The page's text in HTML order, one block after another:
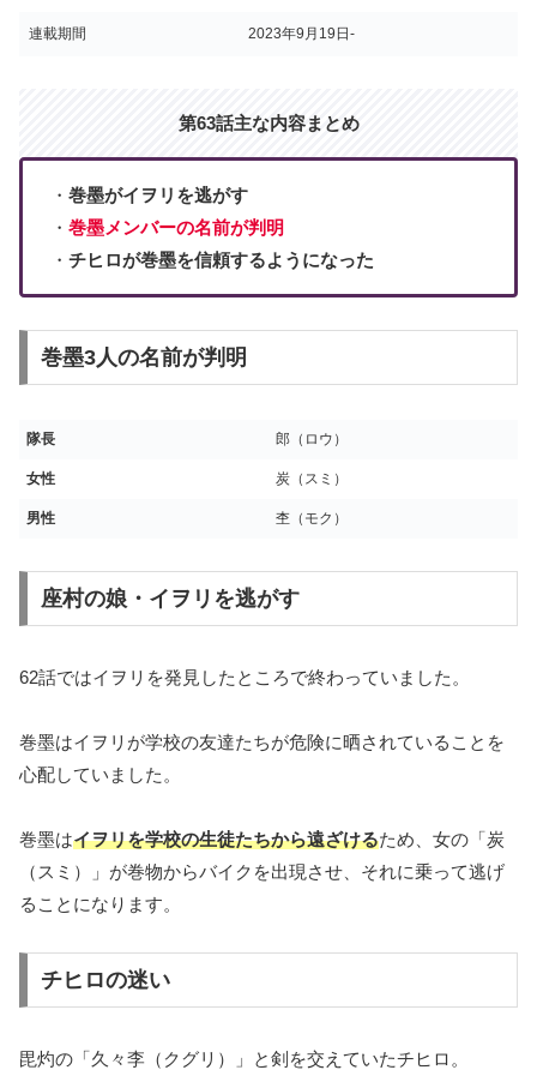
連載期間 2023年9月19日‐
第63話主な内容まとめ
・ 巻墨がイヲリを逃がす
・ 巻墨メンバーの名前が判明
・ チヒロが巻墨を信頼するようになった
巻墨3人の名前が判明
隊長 郎（ロウ）
女性 炭（スミ）
男性 杢（モク）
座村の娘・イヲリを逃がす
62話ではイヲリを発見したところで終わっていました。
巻墨はイヲリが学校の友達たちが危険に晒されていることを
心配していました。
巻墨はイヲリを学校の生徒たちから遠ざけるため、女の「炭
（スミ）」が巻物からバイクを出現させ、それに乗って逃げ
ることになります。
チヒロの迷い
毘灼の「久々李（クグリ）」と剣を交えていたチヒロ。